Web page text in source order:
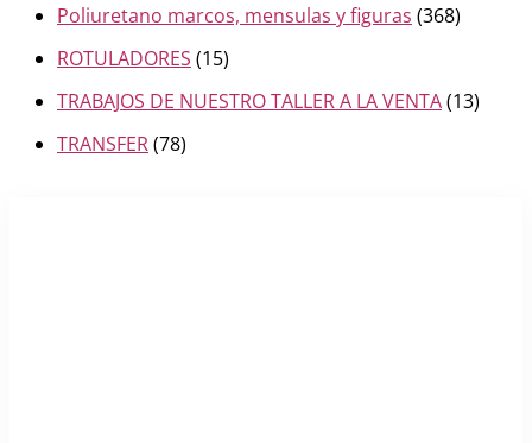
Poliuretano marcos, mensulas y figuras (368)
ROTULADORES (15)
TRABAJOS DE NUESTRO TALLER A LA VENTA(13)
TRANSFER(78)